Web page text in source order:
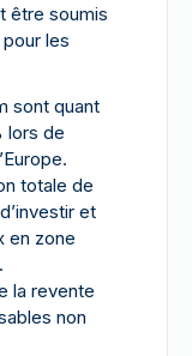
être soumis
les
sont quant
lors de
totale de
et
en zone
la revente
non